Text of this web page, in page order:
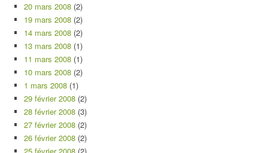
20 mars 2008 (2)
19 mars 2008 (2)
14 mars 2008 (2)
13 mars 2008 (1)
11 mars 2008 (1)
10 mars 2008 (2)
1 mars 2008 (1)
29 février 2008 (2)
28 février 2008 (3)
27 février 2008 (2)
26 février 2008 (2)